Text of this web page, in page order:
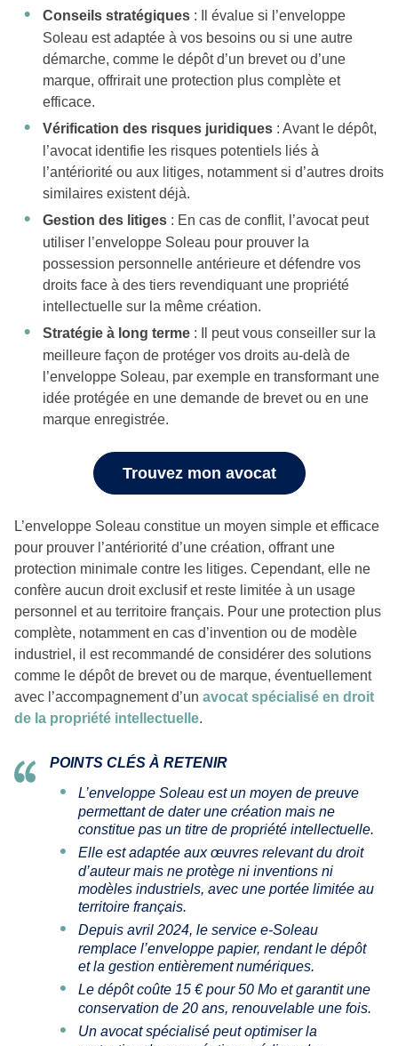
Conseils stratégiques : Il évalue si l’enveloppe
Soleau est adaptée à vos besoins ou si une autre
démarche, comme le dépôt d’un brevet ou d’une
marque, offrirait une protection plus complète et
efficace.
Vérification des risques juridiques : Avant le dépôt,
l’avocat identifie les risques potentiels liés à
l’antériorité ou aux litiges, notamment si d’autres droits
similaires existent déjà.
Gestion des litiges : En cas de conflit, l’avocat peut
utiliser l’enveloppe Soleau pour prouver la
possession personnelle antérieure et défendre vos
droits face à des tiers revendiquant une propriété
intellectuelle sur la même création.
Stratégie à long terme : Il peut vous conseiller sur la
meilleure façon de protéger vos droits au-delà de
l’enveloppe Soleau, par exemple en transformant une
idée protégée en une demande de brevet ou en une
marque enregistrée.
Trouvez mon avocat
L’enveloppe Soleau constitue un moyen simple et efficace
pour prouver l’antériorité d’une création, offrant une
protection minimale contre les litiges. Cependant, elle ne
confère aucun droit exclusif et reste limitée à un usage
personnel et au territoire français. Pour une protection plus
complète, notamment en cas d’invention ou de modèle
industriel, il est recommandé de considérer des solutions
comme le dépôt de brevet ou de marque, éventuellement
avec l’accompagnement d’un avocat spécialisé en droit
de la propriété intellectuelle.
POINTS CLÉS À RETENIR
L’enveloppe Soleau est un moyen de preuve
permettant de dater une création mais ne
constitue pas un titre de propriété intellectuelle.
Elle est adaptée aux œuvres relevant du droit
d’auteur mais ne protège ni inventions ni
modèles industriels, avec une portée limitée au
territoire français.
Depuis avril 2024, le service e-Soleau
remplace l’enveloppe papier, rendant le dépôt
et la gestion entièrement numériques.
Le dépôt coûte 15 € pour 50 Mo et garantit une
conservation de 20 ans, renouvelable une fois.
Un avocat spécialisé peut optimiser la